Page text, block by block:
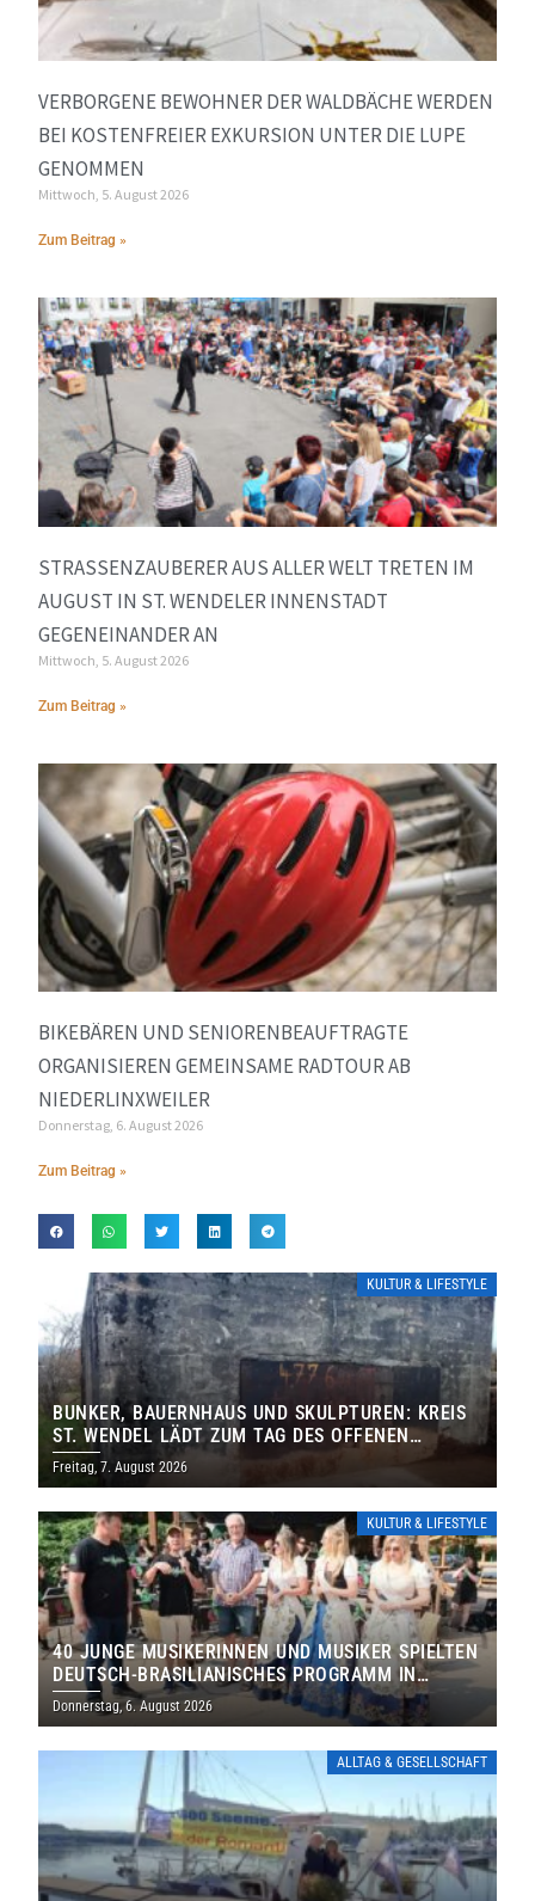
VERBORGENE BEWOHNER DER WALDBÄCHE WERDEN
BEI KOSTENFREIER EXKURSION UNTER DIE LUPE
GENOMMEN
Mittwoch, 5. August 2026
Zum Beitrag »
STRASSENZAUBERER AUS ALLER WELT TRETEN IM A
UGUST IN ST. WENDELER INNENSTADT G
EGENEINANDER AN
Mittwoch, 5. August 2026
Zum Beitrag »
BIKEBÄREN UND SENIORENBEAUFTRAGTE
ORGANISIEREN GEMEINSAME RADTOUR AB
NIEDERLINXWEILER
Donnerstag, 6. August 2026
Zum Beitrag »
KULTUR & LIFESTYLE
BUNKER, BAUERNHAUS UND SKULPTUREN: KREIS
ST. WENDEL LÄDT ZUM TAG DES OFFENEN
DENKMALS EIN
Freitag, 7. August 2026
KULTUR & LIFESTYLE
40 JUNGE MUSIKERINNEN UND MUSIKER SPIELTEN
DEUTSCH-BRASILIANISCHES PROGRAMM IN
THOLEY
Donnerstag, 6. August 2026
ALLTAG & GESELLSCHAFT